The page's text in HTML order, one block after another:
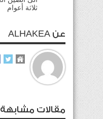
ثلاثة أعوام
عن ALHAKEA
مقالات مشابهة